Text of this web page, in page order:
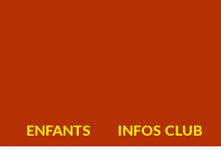
ENFANTS INFOS CLUB